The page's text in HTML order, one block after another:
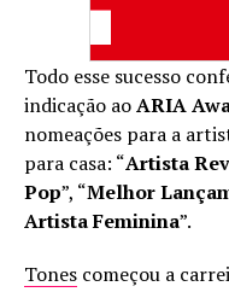
Todo esse sucesso
indicação aoARIA
nomeações para a
para casa: “Artista
Pop”, “Melhor
Artista Feminina”.
Tones começou a